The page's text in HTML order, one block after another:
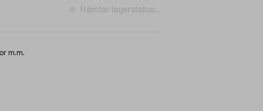
Hämtar lagerstatus...
m.m.